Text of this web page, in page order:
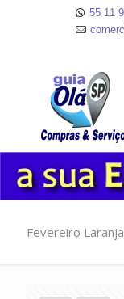
55 11
Fevereiro Laranja